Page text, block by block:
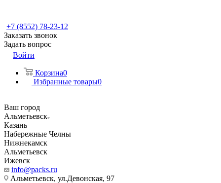
+7 (8552) 78-23-12
Заказать звонок
Задать вопрос
Войти
Корзина0
Избранные товары0
Ваш город
Альметьевск
Казань
Набережные Челны
Нижнекамск
Альметьевск
Ижевск
info@packs.ru
Альметьевск, ​ул.Девонская, 97